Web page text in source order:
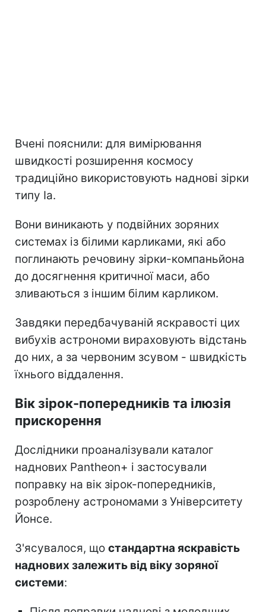
Вчені пояснили: для вимірювання
швидкості розширення космосу
традиційно використовують наднові зірки
типу Ia.
Вони виникають у подвійних зоряних
системах із білими карликами, які або
поглинають речовину зірки-компаньйона
до досягнення критичної маси, або
зливаються з іншим білим карликом.
Завдяки передбачуваній яскравості цих
вибухів астрономи вираховують відстань
до них, а за червоним зсувом - швидкість
їхнього віддалення.
Вік зірок-попередників та ілюзія
прискорення
Дослідники проаналізували каталог
наднових Pantheon+ і застосували
поправку на вік зірок-попередників,
розроблену астрономами з Університету
Йонсе.
З'ясувалося, що стандартна яскравість
наднових залежить від віку зоряної
системи: